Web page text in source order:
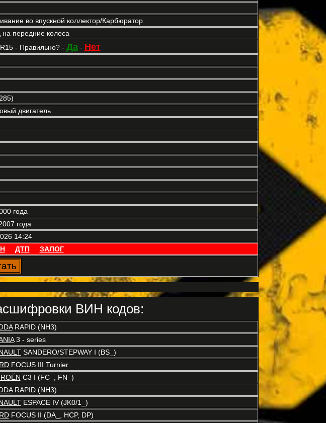
во впускной коллектор/Карбюратор
на передние колеса
- Правильно? - Да- Нет
двигатель
года
года
14:24
ДТП ЗАЛОГ
ВИН кодов:
RAPID (NH3)
3 - series
SANDERO/STEPWAY I (BS_)
FOCUS III Turnier
C3 I (FC_, FN_)
RAPID (NH3)
ESPACE IV (JK0/1_)
FOCUS II (DA_, HCP, DP)